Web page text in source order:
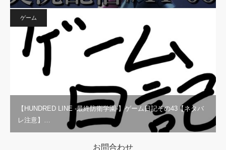
ゲーム
【HUNDRED LINE -最終防衛学園-】ゲーム日記その43【ネタバ
レ注意】…
お問合わせ